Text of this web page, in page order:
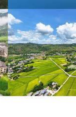
青海大柴旦翡翠
青海海西蒙古族藏族